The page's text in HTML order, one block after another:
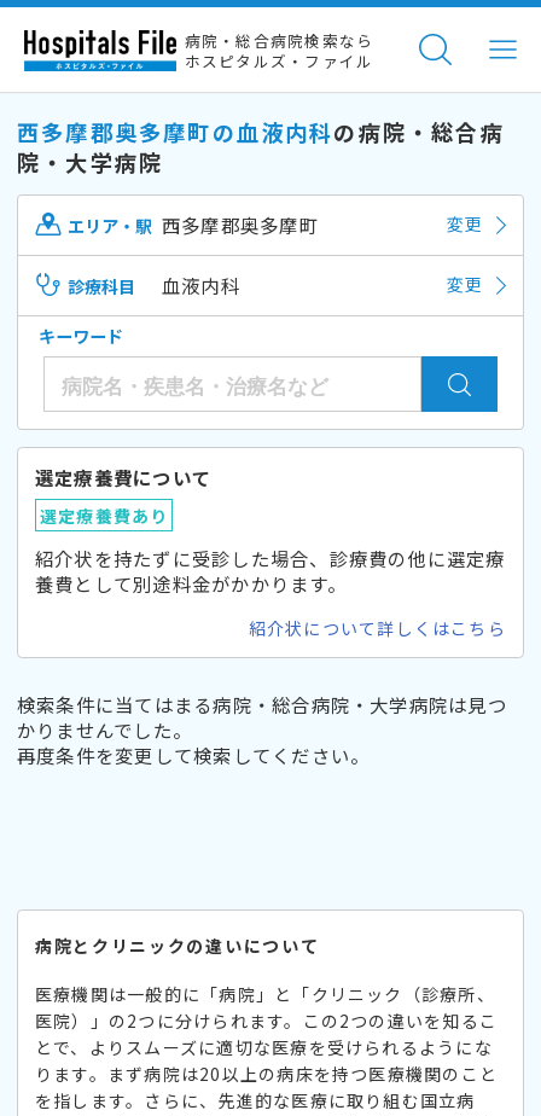
病院・総合病院検索なら
ホスピタルズ・ファイル
西多摩郡奥多摩町の血液内科の病院・総合病
院・大学病院
エリア・駅 西多摩郡奥多摩町 変更
診療科目 血液内科 変更
キーワード
選定療養費について
選定療養費あり
紹介状を持たずに受診した場合、診療費の他に選定療
養費として別途料金がかかります。
紹介状について詳しくはこちら
検索条件に当てはまる病院・総合病院・大学病院は見つ
かりませんでした。
再度条件を変更して検索してください。
病院とクリニックの違いについて
医療機関は一般的に「病院」と「クリニック（診療所、
医院）」の2つに分けられます。この2つの違いを知るこ
とで、よりスムーズに適切な医療を受けられるようにな
ります。まず病院は20以上の病床を持つ医療機関のこと
を指します。さらに、先進的な医療に取り組む国立病